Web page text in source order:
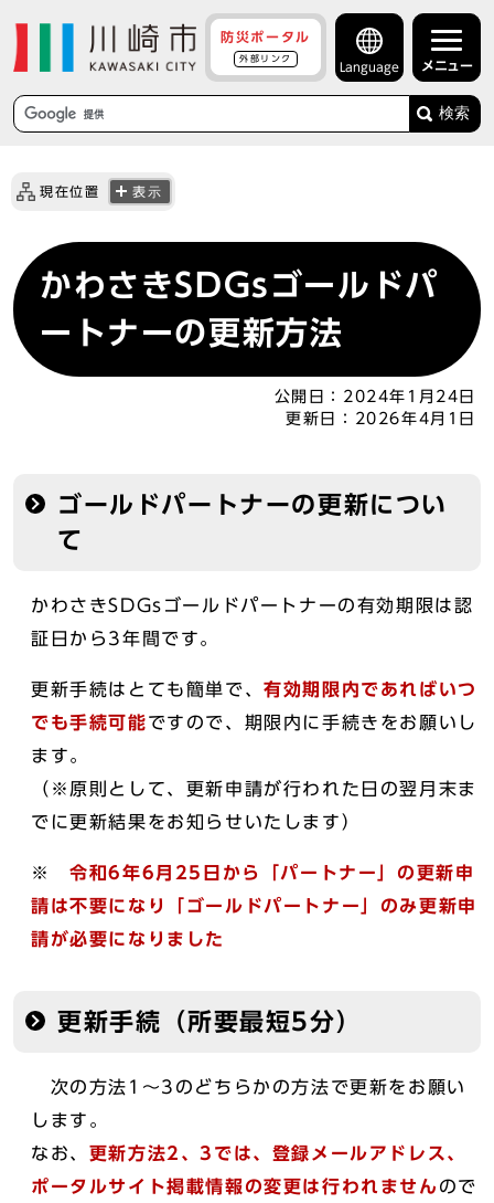
防災ポータル
外部リンク
Language メニュー
検索
現在位置 表示
かわさきSDGsゴールドパ
ートナーの更新方法
公開日： 2024年1月24日
更新日：
2026年4月1日
ゴールドパートナーの更新につい
て
かわさきSDGsゴールドパートナーの有効期限は認
証日から3年間です。
更新手続はとても簡単で、有効期限内であればいつ
でも手続可能ですので、期限内に手続きをお願いし
ます。
（※原則として、更新申請が行われた日の翌月末ま
でに更新結果をお知らせいたします）
※令和6年6月25日から「パートナー」の更新申
請は不要になり「ゴールドパートナー」のみ更新申
請が必要になりました
更新手続（所要最短5分）
次の方法1～3のどちらかの方法で更新をお願い
します。
なお、 更新方法2、3では、登録メールアドレス、
ポータルサイト掲載情報の変更は行われません ので